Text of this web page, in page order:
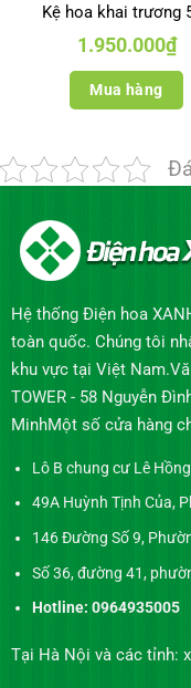
Kệ hoa khai trương
1.950.000₫
Mua hàng
Hệ thống Điện hoa
toàn quốc. Chúng tôi
khu vực tại Việt
TOWER - 58 Nguyễn
MinhMột số cửa hàng
Lô B chung cư Lê
49A Huỳnh Tịnh Của,
146 Đường Số 9,
Số 36, đường 41,
Hotline: 0964935005
Tại Hà Nội và các tỉnh: